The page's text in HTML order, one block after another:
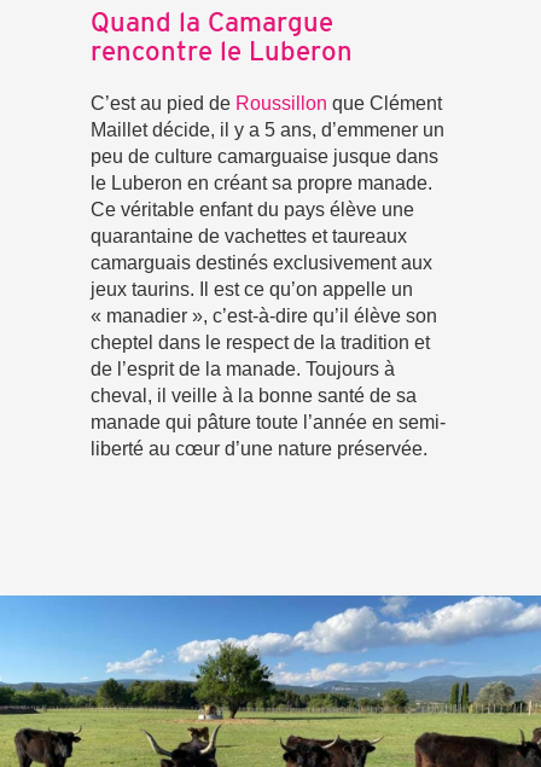
Quand la Camargue
rencontre le Luberon
C’est au pied de Roussillon que Clément
Maillet décide, il y a 5 ans, d’emmener un
peu de culture camarguaise jusque dans
le Luberon en créant sa propre manade.
Ce véritable enfant du pays élève une
quarantaine de vachettes et taureaux
camarguais destinés exclusivement aux
jeux taurins. Il est ce qu’on appelle un
« manadier », c’est-à-dire qu’il élève son
cheptel dans le respect de la tradition et
de l’esprit de la manade. Toujours à
cheval, il veille à la bonne santé de sa
manade qui pâture toute l’année en semi-
liberté au cœur d’une nature préservée.